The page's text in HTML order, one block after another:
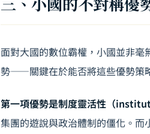
面對大國的數位霸權，小國並非
勢——關鍵在於能否將這些優勢策
第一項優勢是制度靈活性（
集團的遊說與政治體制的僵化。